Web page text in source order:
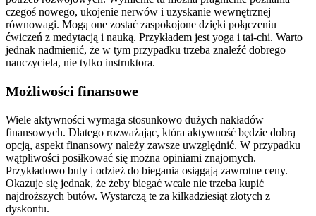
czegoś nowego, ukojenie nerwów i uzyskanie wewnętrznej
równowagi. Mogą one zostać zaspokojone dzięki połączeniu
ćwiczeń z medytacją i nauką. Przykładem jest yoga i tai-chi. Warto
jednak nadmienić, że w tym przypadku trzeba znaleźć dobrego
nauczyciela, nie tylko instruktora.
Możliwości finansowe
Wiele aktywności wymaga stosunkowo dużych nakładów
finansowych. Dlatego rozważając, która aktywność będzie dobrą
opcją, aspekt finansowy należy zawsze uwzględnić. W przypadku
wątpliwości posiłkować się można opiniami znajomych.
Przykładowo buty i odzież do biegania osiągają zawrotne ceny.
Okazuje się jednak, że żeby biegać wcale nie trzeba kupić
najdroższych butów. Wystarczą te za kilkadziesiąt złotych z
dyskontu.